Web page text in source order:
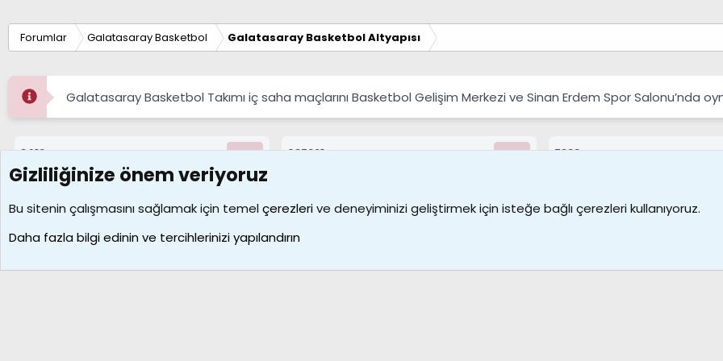
Forumlar Galatasaray Basketbol Galatasaray Basketbol Altyapısı
Galatasaray Basketbol Takımı iç saha maçlarını Basketbol Gelişim Merkezi ve Sinan Erdem Spor Salonu’nda
8412
Konular
687221
7388
Çerezler Bize ulaşın
Galatasaray Basketbol | GS Basket Taraftar Platformu
Gizliliğinize önem veriyoruz
Bu sitenin çalışmasını sağlamak için temelçerezlerive deneyiminizi geliştirmek için isteğe bağlı çerezleri kullanıyoruz.
Daha fazla bilgi edinin ve tercihlerinizi yapılandırın